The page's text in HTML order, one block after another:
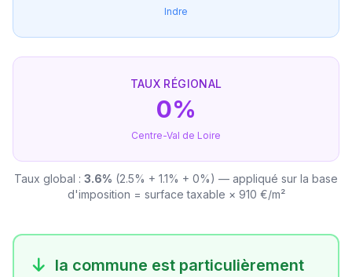
Indre
TAUX RÉGIONAL
0%
Centre-Val de Loire
Taux global : 3.6% (2.5% + 1.1% + 0%) — appliqué sur la base
d'imposition = surface taxable × 910 €/m²
la commune est particulièrement